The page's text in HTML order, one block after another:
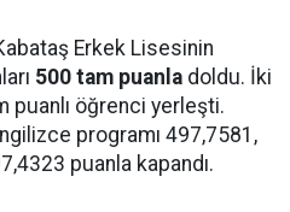
Erkek Lisesinin
500 tam puanla doldu. İki
puanlı öğrenci yerleşti.
programı 497,7581,
puanla kapandı.